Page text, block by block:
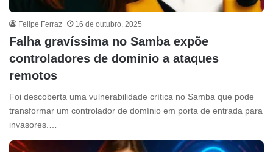
Felipe Ferraz 16 de outubro, 2025
Falha gravíssima no Samba expõe
controladores de domínio a ataques
remotos
Foi descoberta uma vulnerabilidade crítica no Samba que pode
transformar um controlador de domínio em porta de entrada para
invasores.…